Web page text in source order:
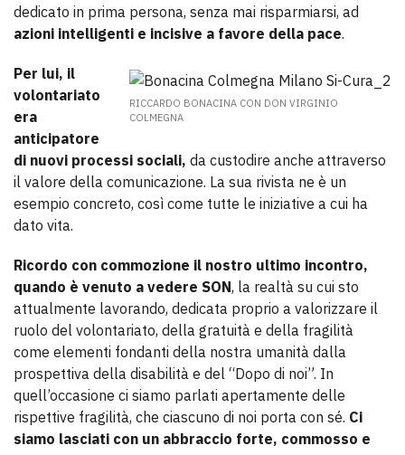
dedicato in prima persona, senza mai risparmiarsi, ad
azioni intelligenti e incisive a favore della pace.
RICCARDO BONACINA CON DON VIRGINIO
COLMEGNA
Per lui, il
volontariato
era
anticipatore
di nuovi processi sociali, da custodire anche attraverso
il valore della comunicazione. La sua rivista ne è un
esempio concreto, così come tutte le iniziative a cui ha
dato vita.
Ricordo con commozione il nostro ultimo incontro,
quando è venuto a vedere SON, la realtà su cui sto
attualmente lavorando, dedicata proprio a valorizzare il
ruolo del volontariato, della gratuità e della fragilità
come elementi fondanti della nostra umanità dalla
prospettiva della disabilità e del “Dopo di noi”. In
quell’occasione ci siamo parlati apertamente delle
rispettive fragilità, che ciascuno di noi porta con sé. Ci
siamo lasciati con un abbraccio forte, commosso e